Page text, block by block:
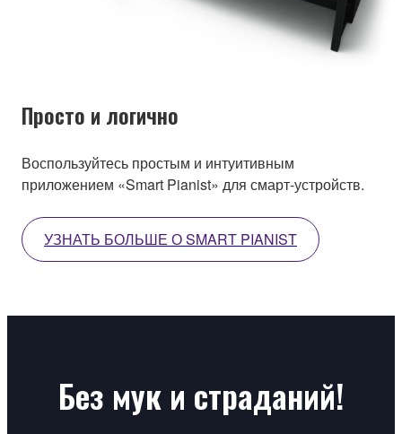
Просто и логично
Воспользуйтесь простым и интуитивным
приложением «Smart Pianist» для смарт-устройств.
УЗНАТЬ БОЛЬШЕ О SMART PIANIST
Без мук и страданий!